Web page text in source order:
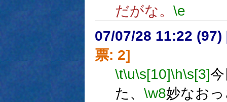
だがな。 \e
07/07/28 11:22 (97)
票: 2]
\t\u\s[10]\h\s[3]
た、 \w8妙なお